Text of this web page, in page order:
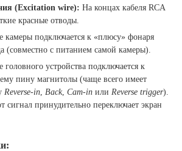
(Excitation wire): На концах кабеля RCA
красные отводы.
камеры подключается к «плюсу» фонаря
(совместно с питанием самой камеры).
головного устройства подключается к
пину магнитолы (чаще всего имеет
Reverse-in Back, Cam-in или Reverse trigger).
сигнал принудительно переключает экран